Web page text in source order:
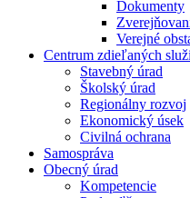
Dokumenty
Verejné
Centrum zdieľaných
Stavebný úrad
Školský úrad
Regionálny rozvoj
Ekonomický úsek
Civilná ochrana
Samospráva
Obecný úrad
Kompetencie